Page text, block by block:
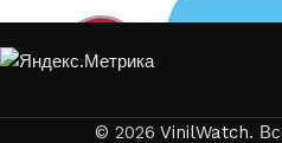
© 2026 VinilWatch.